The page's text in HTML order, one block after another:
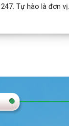
247. Tự hào là đơn